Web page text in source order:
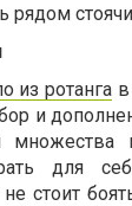
рядом
из ротанга
и
для
стоит